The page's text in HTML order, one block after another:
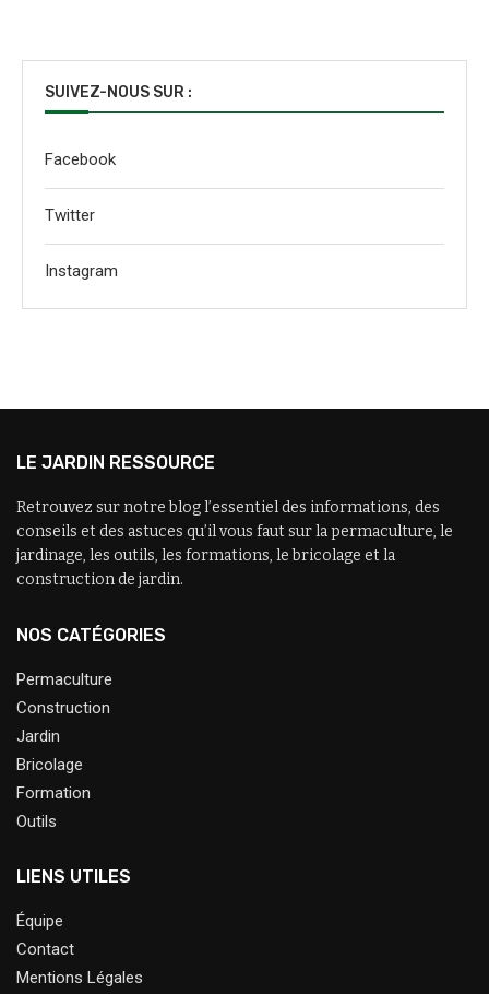
SUIVEZ-NOUS SUR :
Facebook
Twitter
Instagram
LE JARDIN RESSOURCE
Retrouvez sur notre blog l’essentiel des informations, des
conseils et des astuces qu’il vous faut sur la permaculture, le
jardinage, les outils, les formations, le bricolage et la
construction de jardin.
NOS CATÉGORIES
Permaculture
Construction
Jardin
Bricolage
Formation
Outils
LIENS UTILES
Équipe
Contact
Mentions Légales